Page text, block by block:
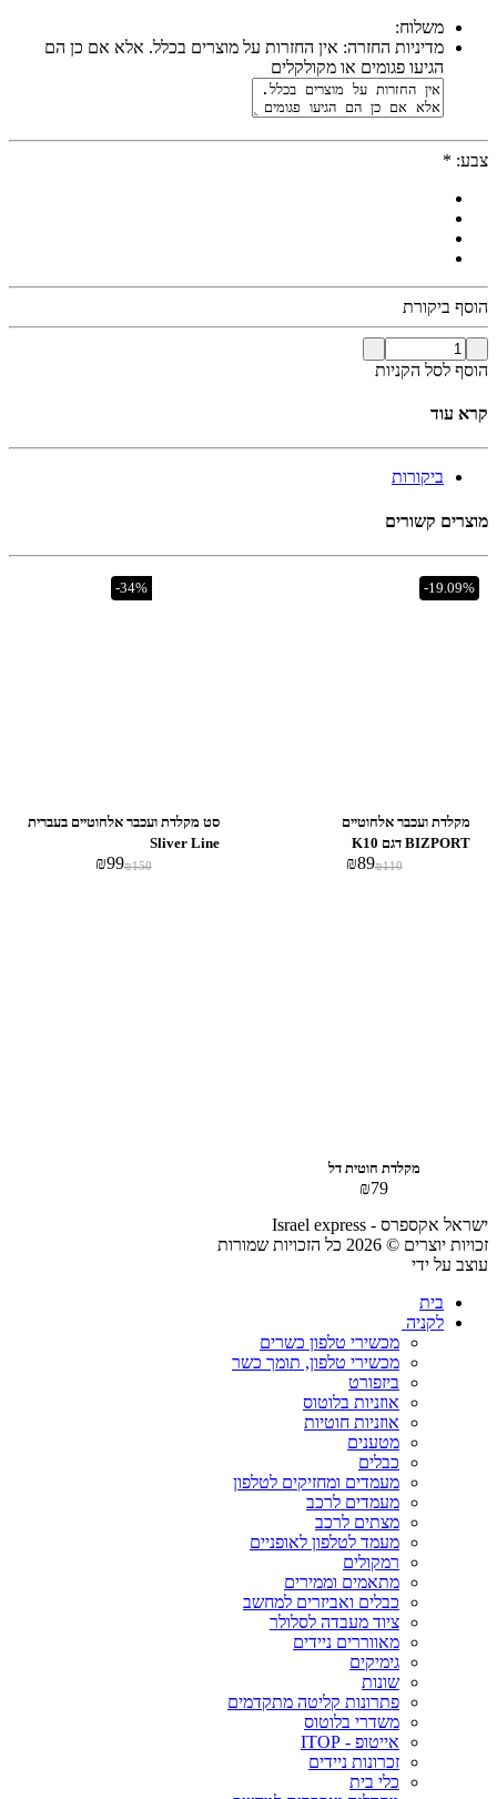
משלוח:
מדיניות החזרה: אין החזרות על מוצרים בכלל. אלא אם כן הם
הגיעו פגומים או מקולקלים
צבע: *
הוסף ביקורת
הוסף לסל הקניות
קרא עוד
ביקורות
מוצרים קשורים
-19.09%
מקלדת ועכבר אלחוטיים
BIZPORT דגם K10
₪110
₪89
-34%
סט מקלדת ועכבר אלחוטיים בעברית
Sliver Line
₪150
₪99
‏מקלדת חוטית דל
₪79
ישראל אקספרס - Israel express
זכויות יוצרים © 2026 כל הזכויות שמורות
עוצב על ידי
בית
לקניה
מכשירי טלפון כשרים
מכשירי טלפון, תומך כשר
ביזפורט
אוזניות בלוטוס
אוזניות חוטיות
מטענים
כבלים
מעמדים ומחזיקים לטלפון
מעמדים לרכב
מצתים לרכב
מעמד לטלפון לאופניים
רמקולים
מתאמים וממירים
כבלים ואביזרים למחשב
ציוד מעבדה לסלולר
מאווררים ניידים
גימיקים
שונות
פתרונות קליטה מתקדמים
משדרי בלוטוס
אייטופ - ITOP
זכרונות ניידים
כלי בית